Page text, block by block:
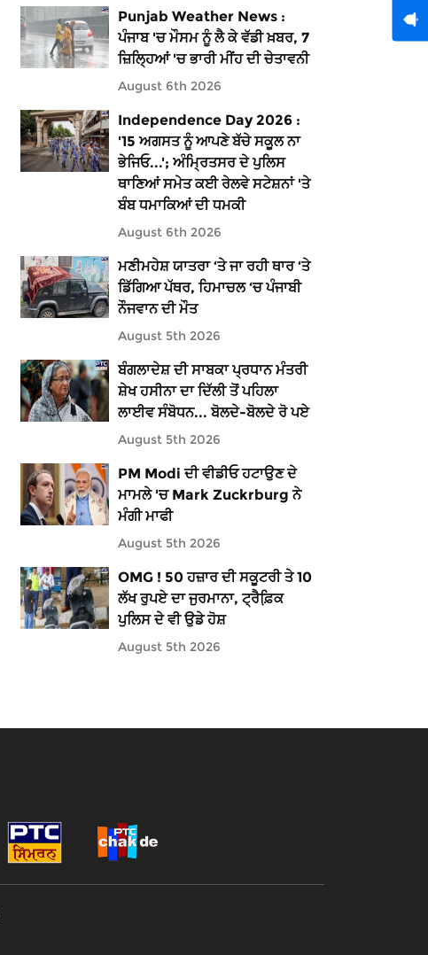
Punjab Weather News :
ਪੰਜਾਬ 'ਚ ਮੌਸਮ ਨੂੰ ਲੈ ਕੇ ਵੱਡੀ ਖ਼ਬਰ, 7
ਜ਼ਿਲ੍ਹਿਆਂ 'ਚ ਭਾਰੀ ਮੀਂਹ ਦੀ ਚੇਤਾਵਨੀ
August 6th 2026
Independence Day 2026 :
'15 ਅਗਸਤ ਨੂੰ ਆਪਣੇ ਬੱਚੇ ਸਕੂਲ ਨਾ
ਭੇਜਿਓ...'; ਅੰਮ੍ਰਿਤਸਰ ਦੇ ਪੁਲਿਸ
ਥਾਣਿਆਂ ਸਮੇਤ ਕਈ ਰੇਲਵੇ ਸਟੇਸ਼ਨਾਂ 'ਤੇ
ਬੰਬ ਧਮਾਕਿਆਂ ਦੀ ਧਮਕੀ
August 6th 2026
ਮਣੀਮਹੇਸ਼ ਯਾਤਰਾ ‘ਤੇ ਜਾ ਰਹੀ ਥਾਰ ‘ਤੇ
ਡਿੱਗਿਆ ਪੱਥਰ, ਹਿਮਾਚਲ ‘ਚ ਪੰਜਾਬੀ
ਨੌਜਵਾਨ ਦੀ ਮੌਤ
August 5th 2026
ਬੰਗਲਾਦੇਸ਼ ਦੀ ਸਾਬਕਾ ਪ੍ਰਧਾਨ ਮੰਤਰੀ
ਸ਼ੇਖ ਹਸੀਨਾ ਦਾ ਦਿੱਲੀ ਤੋਂ ਪਹਿਲਾ
ਲਾਈਵ ਸੰਬੋਧਨ... ਬੋਲਦੇ-ਬੋਲਦੇ ਰੋ ਪਏ
August 5th 2026
PM Modi ਦੀ ਵੀਡੀਓ ਹਟਾਉਣ ਦੇ
ਮਾਮਲੇ 'ਚ Mark Zuckrburg ਨੇ
ਮੰਗੀ ਮਾਫੀ
August 5th 2026
OMG ! 50 ਹਜ਼ਾਰ ਦੀ ਸਕੂਟਰੀ ਤੇ 10
ਲੱਖ ਰੁਪਏ ਦਾ ਜੁਰਮਾਨਾ, ਟ੍ਰੈਫ਼ਿ਼ਕ
ਪੁਲਿਸ ਦੇ ਵੀ ਉਡੇ ਹੋਸ਼
August 5th 2026